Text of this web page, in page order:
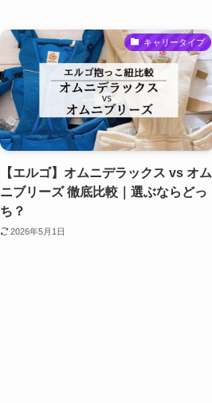
キャリータイプ
【エルゴ】オムニデラックス vs オム
ニブリーズ 徹底比較｜選ぶならどっ
ち？
2026年5月1日